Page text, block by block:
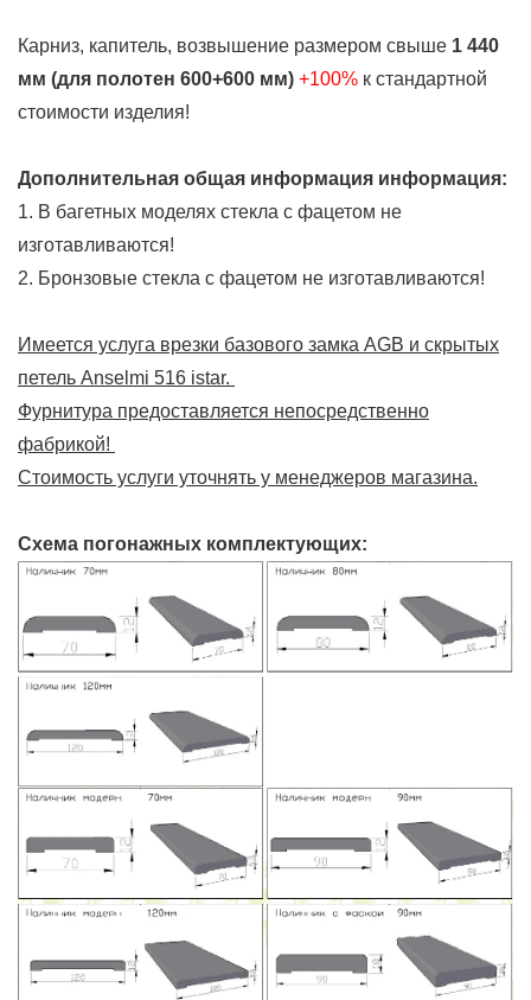
Карниз, капитель, возвышение размером свыше 1 440
мм (для полотен 600+600 мм) +100% к стандартной
стоимости изделия!
Дополнительная общая информация информация:
1. В багетных моделях стекла с фацетом не
изготавливаются!
2. Бронзовые стекла с фацетом не изготавливаются!
Имеется услуга врезки базового замка AGB и скрытых
петель Anselmi 516 istar.
Фурнитура предоставляется непосредственно
фабрикой!
Стоимость услуги уточнять у менеджеров магазина.
Схема погонажных комплектующих: